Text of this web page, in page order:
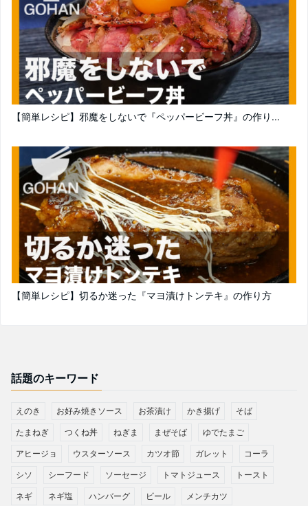
【簡単レシピ】邪魔をしないで『ペッパービーフ丼』の作り...
【簡単レシピ】切るか迷った『マヨ漬けトンテキ』の作り方
話題のキーワード
えのき お好み焼きソース お茶漬け かき揚げ そば
たまねぎ つくね丼 ねぎま まぜそば ゆでたまご
アヒージョ ウスターソース カツオ節 ガレット コーラ
シソ シーフード ソーセージ トマトジュース トースト
ネギ ネギ塩 ハンバーグ ビール メンチカツ